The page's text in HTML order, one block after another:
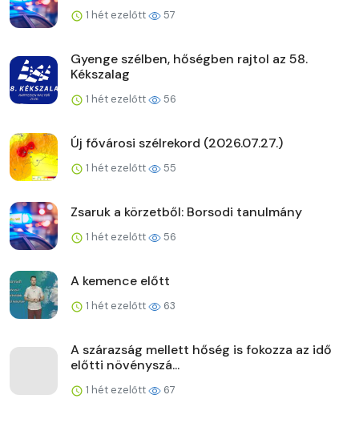
1 hét ezelőtt 57
Gyenge szélben, hőségben rajtol az 58.
Kékszalag
1 hét ezelőtt 56
Új fővárosi szélrekord (2026.07.27.)
1 hét ezelőtt 55
Zsaruk a körzetből: Borsodi tanulmány
1 hét ezelőtt 56
A kemence előtt
1 hét ezelőtt 63
A szárazság mellett hőség is fokozza az idő
előtti növényszá...
1 hét ezelőtt 67